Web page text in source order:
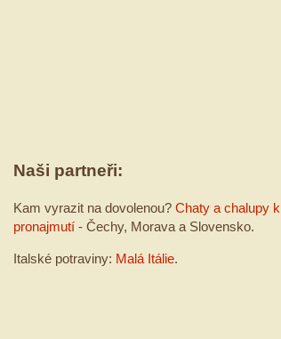
Naši partneři:
Kam vyrazit na dovolenou?Chaty a chalupy k
pronajmutí - Čechy, Morava a Slovensko.
Italské potraviny: Malá Itálie.